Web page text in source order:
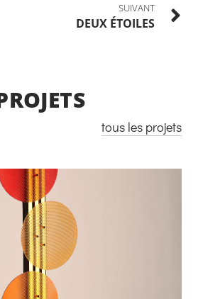
SUIVANT
DEUX ÉTOILES
tous les projets